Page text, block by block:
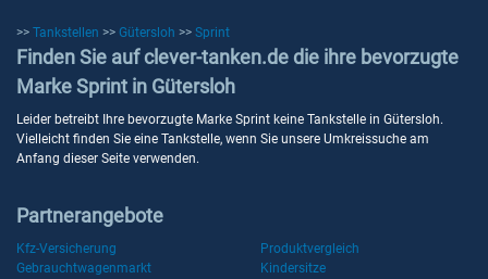
>> Tankstellen >> Gütersloh >> Sprint
Finden Sie auf clever-tanken.de die ihre bevorzugte
Marke Sprint in Gütersloh
Leider betreibt Ihre bevorzugte Marke Sprint keine Tankstelle in Gütersloh.
Vielleicht finden Sie eine Tankstelle, wenn Sie unsere Umkreissuche am
Anfang dieser Seite verwenden.
Partnerangebote
Kfz-Versicherung
Produktvergleich
Gebrauchtwagenmarkt
Kindersitze